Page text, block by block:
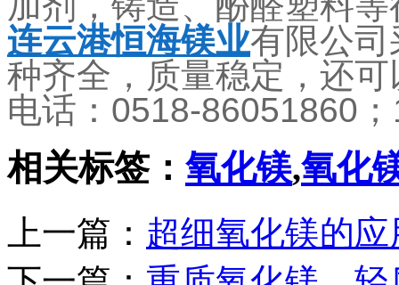
连云港恒海镁业有限公
种齐全，质量稳定，还
电话：0518-86051860
相关标签： 氧化镁,氧化
上一篇： 超细氧化镁的应